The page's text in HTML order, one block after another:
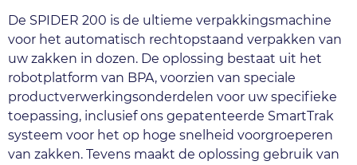
De SPIDER 200 is de ultieme verpakkingsmachine
voor het automatisch rechtopstaand verpakken van
uw zakken in dozen. De oplossing bestaat uit het
robotplatform van BPA, voorzien van speciale
productverwerkingsonderdelen voor uw specifieke
toepassing, inclusief ons gepatenteerde SmartTrak
systeem voor het op hoge snelheid voorgroeperen
van zakken. Tevens maakt de oplossing gebruik van